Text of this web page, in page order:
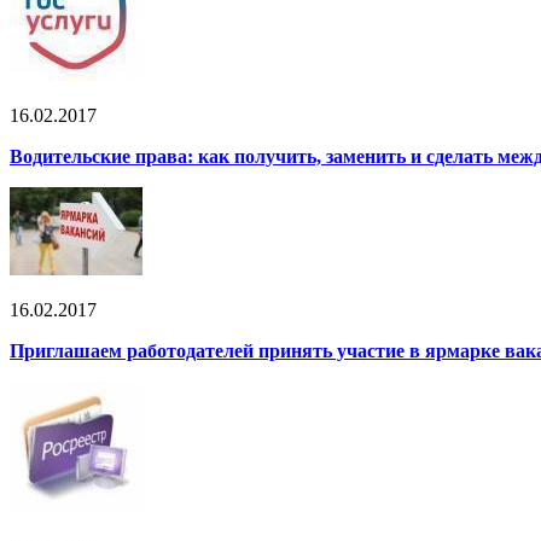
16.02.2017
Водительские права: как получить, заменить и сделать
16.02.2017
Приглашаем работодателей принять участие в ярмарке